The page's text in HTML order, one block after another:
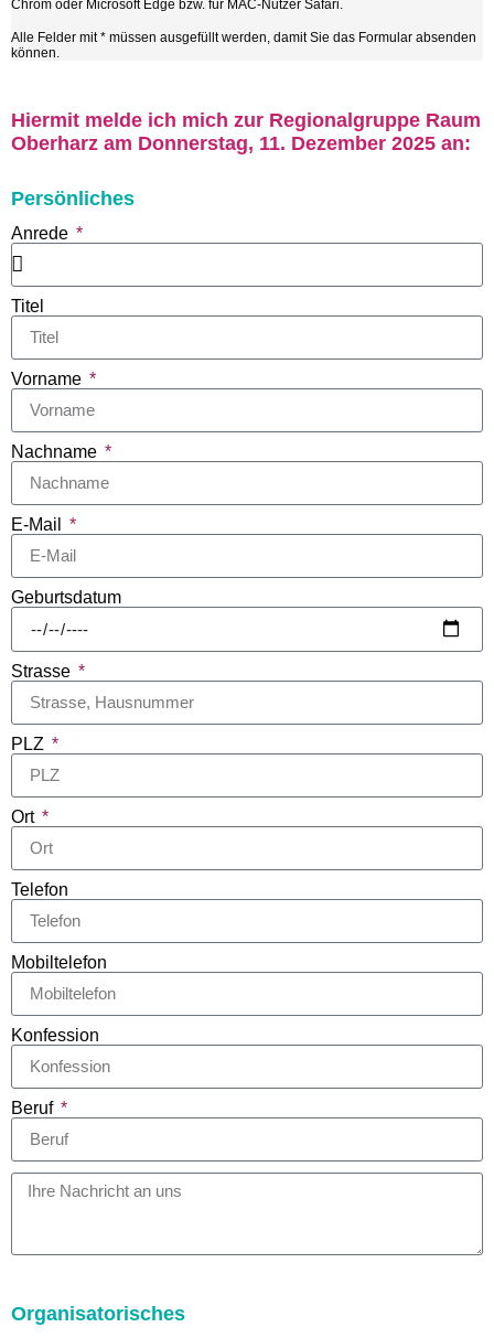
Chrom oder Microsoft Edge bzw. für MAC-Nutzer Safari.
Alle Felder mit * müssen ausgefüllt werden, damit Sie das Formular absenden
können.
Hiermit melde ich mich zur Regionalgruppe Raum
Oberharz am Donnerstag, 11. Dezember 2025 an:
Persönliches
Anrede
Titel
Vorname
Nachname
E-Mail
Geburtsdatum
Strasse
PLZ
Ort
Telefon
Mobiltelefon
Konfession
Beruf
Organisatorisches